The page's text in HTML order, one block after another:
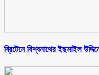
ব্রিটেনে বিশ্বনাথের ইছমাইল